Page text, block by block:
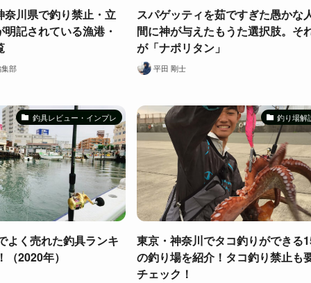
奈川県で釣り禁止・立
記されている漁港・
部
スパゲッティを茹ですぎた愚かな
間に神が与えたもうた選択肢。そ
が「ナポリタン」
平田 剛士
釣具レビュー・インプレ
よく売れた釣具ランキ
2020年）
釣り場解
東京・神奈川でタコ釣りができる
の釣り場を紹介！タコ釣り禁止も
チェック！